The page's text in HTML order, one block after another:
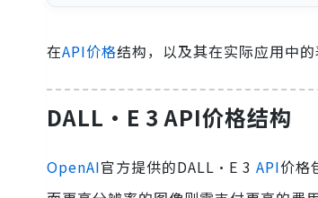
在API价格结构，以及其在实际应用中
DALL·E 3 API价格结构
OpenAI官方提供的DALL·E 3 API价格